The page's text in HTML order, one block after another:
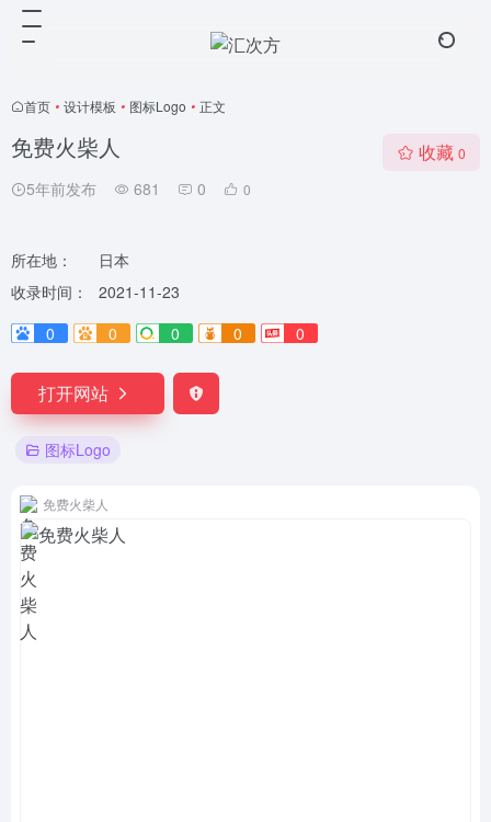
首页 • 设计模板 • 图标Logo • 正文
免费火柴人
5年前发布 681 0 0
收藏 0
所在地：
日本
收录时间：
2021-11-23
0
0 0 0 0
打开网站
图标Logo
免费火柴人